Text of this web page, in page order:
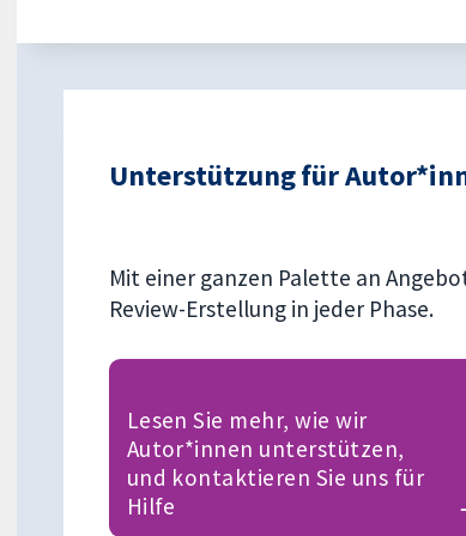
Unterstützung für
Mit einer ganzen Palette an
Review-Erstellung in jeder Phase.
Lesen Sie mehr, wie wir
Autor*innen unterstützen,
und kontaktieren Sie uns für
Hilfe